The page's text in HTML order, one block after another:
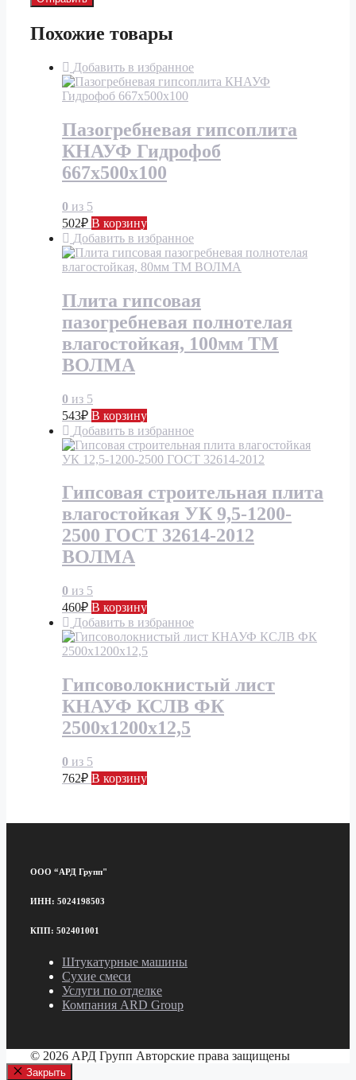
Похожие товары
Добавить в избранное
Пазогребневая гипсоплита
КНАУФ Гидрофоб
667х500х100
0 из 5
502₽ В корзину
Добавить в избранное
Плита гипсовая
пазогребневая полнотелая
влагостойкая, 100мм ТМ
ВОЛМА
0 из 5
543₽ В корзину
Добавить в избранное
Гипсовая строительная плита
влагостойкая УК 9,5-1200-
2500 ГОСТ 32614-2012
ВОЛМА
0 из 5
460₽ В корзину
Добавить в избранное
Гипсоволокнистый лист
КНАУФ КСЛВ ФК
2500х1200х12,5
0 из 5
762₽ В корзину
ООО “АРД Групп"
ИНН: 5024198503
КПП: 502401001
Штукатурные машины
Сухие смеси
Услуги по отделке
Компания ARD Group
© 2026 АРД Групп Авторские права защищены
Закрыть